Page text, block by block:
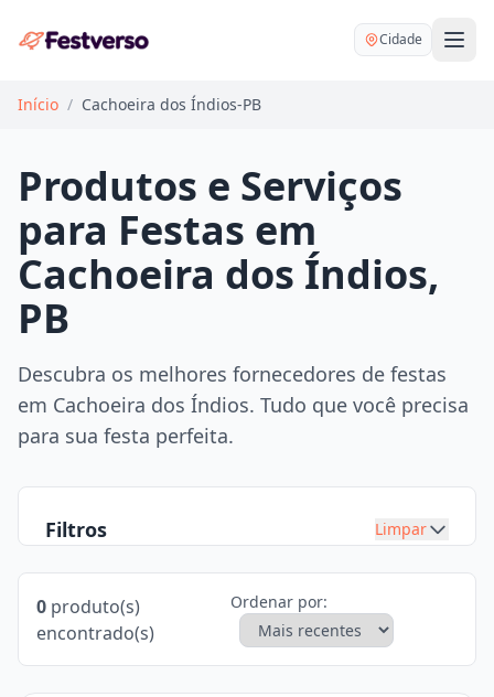
Cidade
Balões delivery
Decoração personalizada
Festa na mesa
Mesas e cadeiras
DJ
Fotógrafo
Buffet infantil
Início / Cachoeira dos Índios-PB
Produtos e Serviços
para Festas em
Cachoeira dos Índios,
PB
Descubra os melhores fornecedores de festas
em Cachoeira dos Índios. Tudo que você precisa
para sua festa perfeita.
Filtros Limpar
0 produto(s)
encontrado(s)
Ordenar por: